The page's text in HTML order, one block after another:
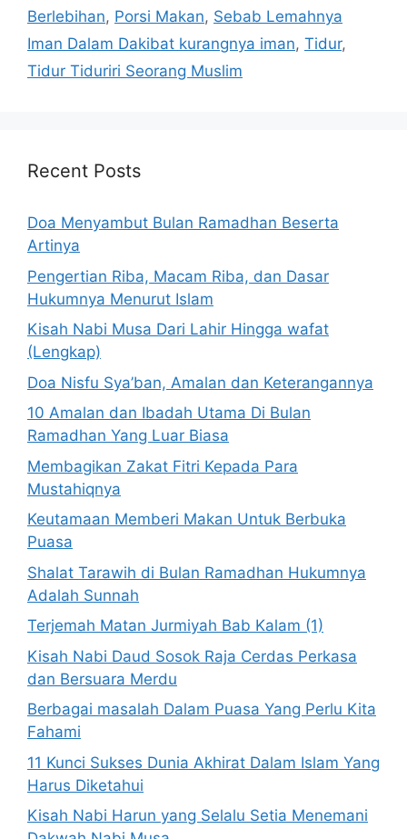
Berlebihan, Porsi Makan, Sebab Lemahnya
Iman Dalam Dakibat kurangnya iman, Tidur,
Tidur Tiduriri Seorang Muslim
Recent Posts
Doa Menyambut Bulan Ramadhan Beserta
Artinya
Pengertian Riba, Macam Riba, dan Dasar
Hukumnya Menurut Islam
Kisah Nabi Musa Dari Lahir Hingga wafat
(Lengkap)
Doa Nisfu Sya’ban, Amalan dan Keterangannya
10 Amalan dan Ibadah Utama Di Bulan
Ramadhan Yang Luar Biasa
Membagikan Zakat Fitri Kepada Para
Mustahiqnya
Keutamaan Memberi Makan Untuk Berbuka
Puasa
Shalat Tarawih di Bulan Ramadhan Hukumnya
Adalah Sunnah
Terjemah Matan Jurmiyah Bab Kalam (1)
Kisah Nabi Daud Sosok Raja Cerdas Perkasa
dan Bersuara Merdu
Berbagai masalah Dalam Puasa Yang Perlu Kita
Fahami
11 Kunci Sukses Dunia Akhirat Dalam Islam Yang
Harus Diketahui
Kisah Nabi Harun yang Selalu Setia Menemani